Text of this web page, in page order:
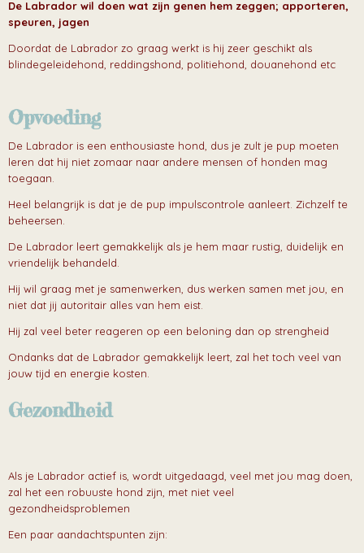
De Labrador wil doen wat zijn genen hem zeggen; apporteren,
speuren, jagen
Doordat de Labrador zo graag werkt is hij zeer geschikt als
blindegeleidehond, reddingshond, politiehond, douanehond etc
Opvoeding
De Labrador is een enthousiaste hond, dus je zult je pup moeten
leren dat hij niet zomaar naar andere mensen of honden mag
toegaan.
Heel belangrijk is dat je de pup impulscontrole aanleert. Zichzelf te
beheersen.
De Labrador leert gemakkelijk als je hem maar rustig, duidelijk en
vriendelijk behandeld.
Hij wil graag met je samenwerken, dus werken samen met jou, en
niet dat jij autoritair alles van hem eist.
Hij zal veel beter reageren op een beloning dan op strengheid
Ondanks dat de Labrador gemakkelijk leert, zal het toch veel van
jouw tijd en energie kosten.
Gezondheid
Als je Labrador actief is, wordt uitgedaagd, veel met jou mag doen,
zal het een robuuste hond zijn, met niet veel
gezondheidsproblemen
Een paar aandachtspunten zijn: